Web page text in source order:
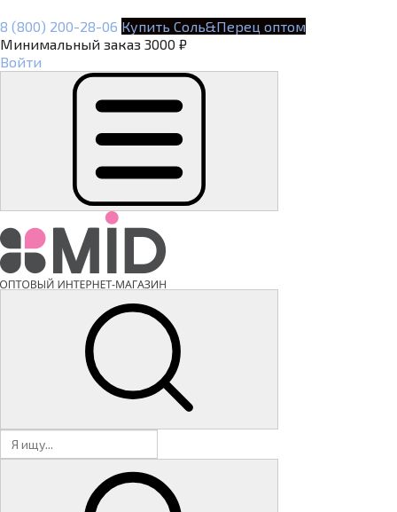
8 (800) 200-28-06 Купить Соль&Перец оптом
Минимальный заказ 3000 ₽
Войти